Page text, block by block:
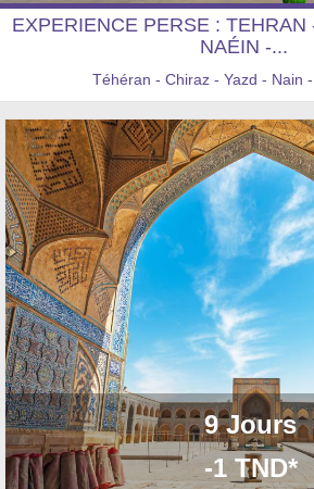
EXPERIENCE PERSE : TEHRAN
NAÉIN -...
Téhéran - Chiraz - Yazd - Nain -
9 Jours
-1 TND*